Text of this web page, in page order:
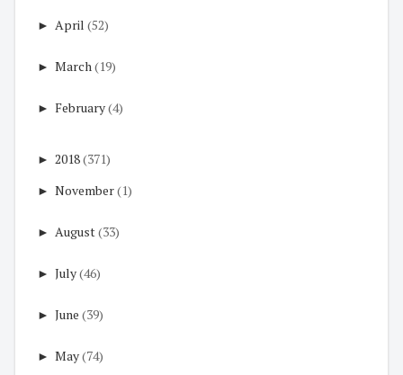
► April (52)
► March(19)
► February(4)
► 2018(371)
► November(1)
► August(33)
► July(46)
► June (39)
► May(74)